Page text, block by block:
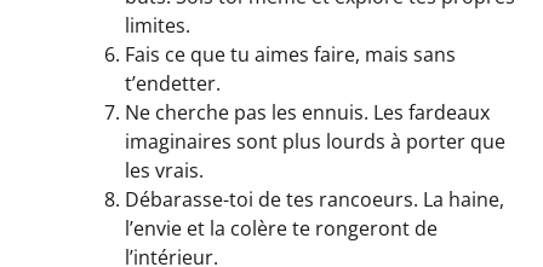
limites.
Fais ce que tu aimes faire, mais sans
t’endetter.
Ne cherche pas les ennuis. Les fardeaux
imaginaires sont plus lourds à porter que
les vrais.
Débarasse-toi de tes rancoeurs. La haine,
l’envie et la colère te rongeront de
l’intérieur.